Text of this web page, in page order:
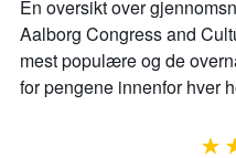
En oversikt over
Aalborg Congress and
mest populære og de
for pengene innenfor hver